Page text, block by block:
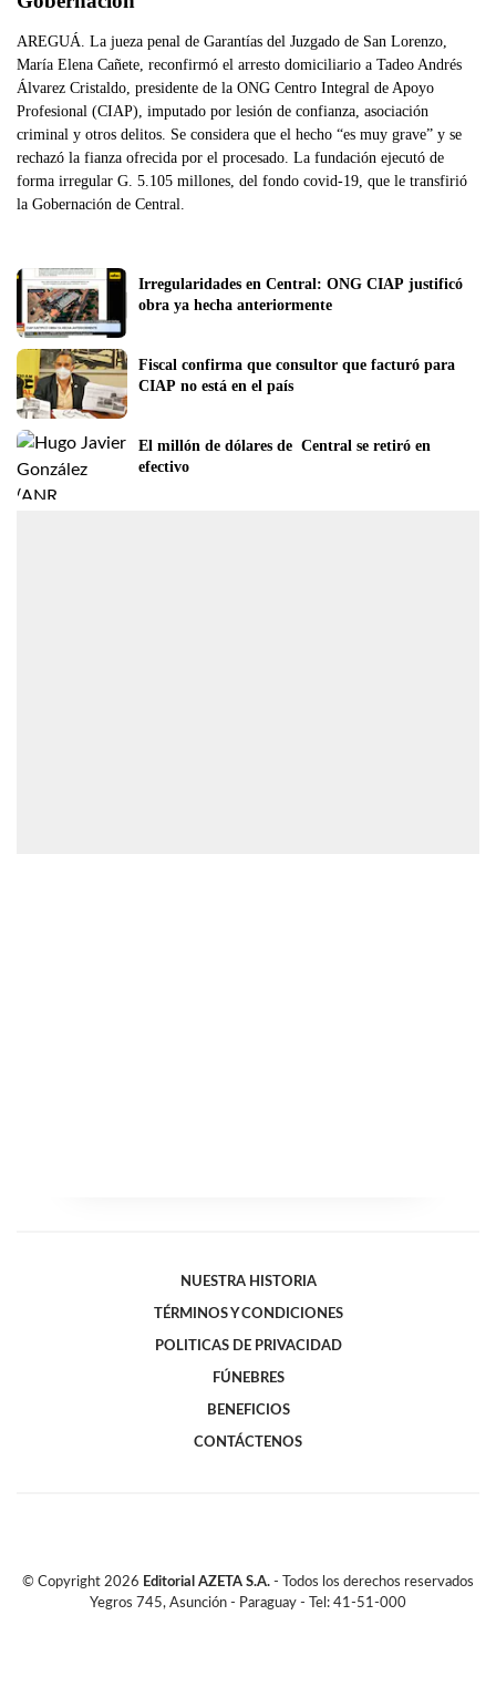
AREGUÁ. La jueza penal de Garantías del Juzgado de San Lorenzo,
María Elena Cañete, reconfirmó el arresto domiciliario a Tadeo Andrés
Álvarez Cristaldo, presidente de la ONG Centro Integral de Apoyo
Profesional (CIAP), imputado por lesión de confianza, asociación
criminal y otros delitos. Se considera que el hecho “es muy grave” y se
rechazó la fianza ofrecida por el procesado. La fundación ejecutó de
forma irregular G. 5.105 millones, del fondo covid-19, que le transfirió
la Gobernación de Central.
Irregularidades en Central: ONG CIAP justificó
obra ya hecha anteriormente
Fiscal confirma que consultor que facturó para
CIAP no está en el país
El millón de dólares de  Central se retiró en
efectivo
NUESTRA HISTORIA
TÉRMINOS Y CONDICIONES
POLITICAS DE PRIVACIDAD
FÚNEBRES
BENEFICIOS
CONTÁCTENOS
© Copyright 2026 Editorial AZETA S.A. - Todos los derechos reservados
Yegros 745, Asunción - Paraguay - Tel: 41-51-000